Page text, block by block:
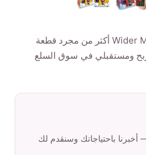
تمثل طابعة علبة الهاتف Wider Matrix أكثر من مجرد قطعة
ومستقبلي في سوق السلع
باحتياجاتك وسنقدم لك